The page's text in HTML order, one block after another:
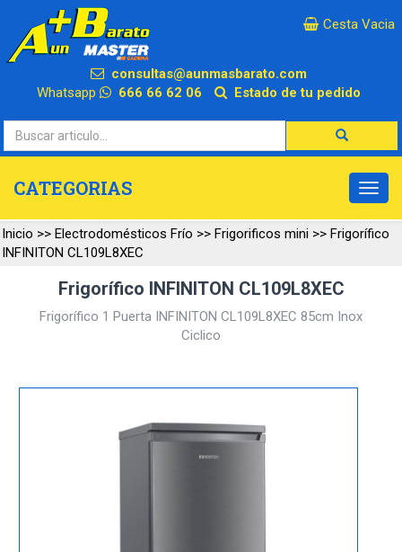
×
Cesta Vacia
consultas@aunmasbarato.com
Whatsapp
666 66 62 06 Estado de tu pedido
CATEGORIAS
Inicio >> Electrodomésticos Frío >> Frigorificos mini >> Frigorífico
INFINITON CL109L8XEC
Frigorífico INFINITON CL109L8XEC
Frigorífico 1 Puerta INFINITON CL109L8XEC 85cm Inox
Ciclico